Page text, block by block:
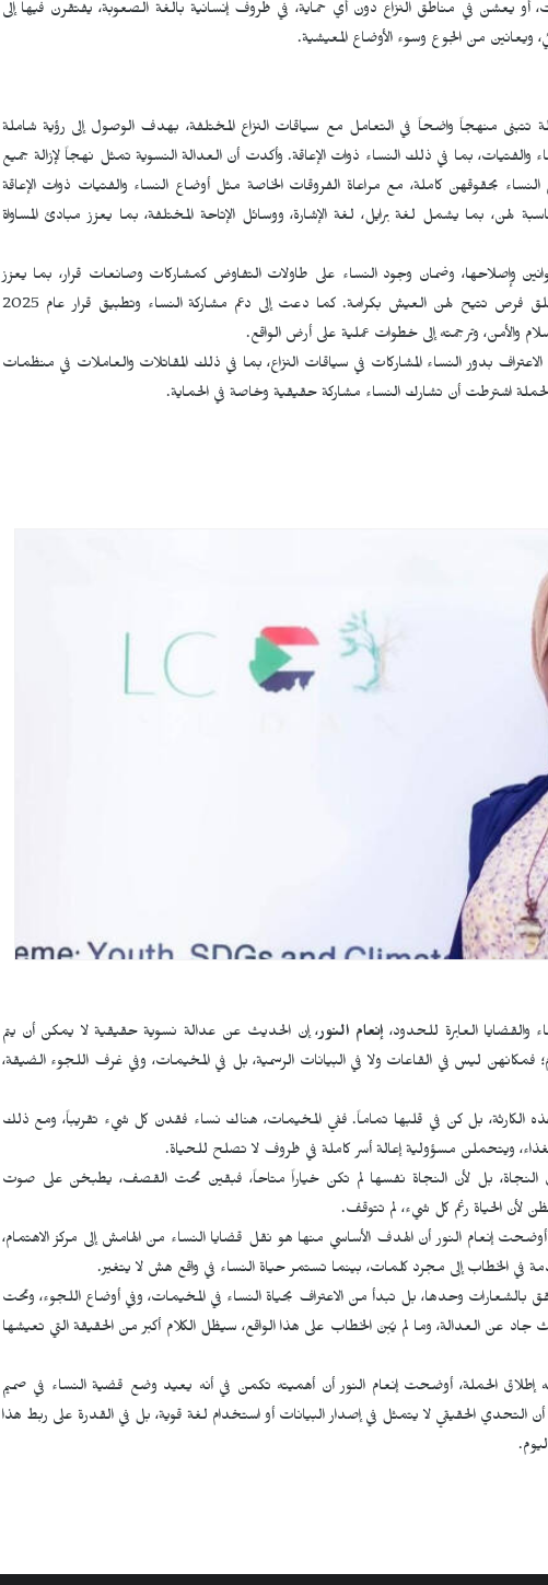
أو يعشن في مناطق النزاع دون أي حماية، في ظروف إنسانية بالغة الصعوبة، يفتقرن فيها إلى
ويعانين من الجوع وسوء الأوضاع المعيشية.
منهجاً واضحاً في التعامل مع سياقات النزاع المختلفة، بهدف الوصول إلى رؤية شاملة
والفتيات، بما في ذلك النساء ذوات الإعاقة. وأكدت أن العدالة النسوية تمثل نهجاً لإزالة جميع
بحقوقهن كاملة، مع مراعاة الفروقات الخاصة مثل أوضاع النساء والفتيات ذوات الإعاقة
لهن، بما يشمل لغة برايل، لغة الإشارة، ووسائل الإتاحة المختلفة، بما يعزز مبادئ المساواة
وإصلاحها، وضمان وجود النساء على طاولات التفاوض كمشاركات وصانعات قرار، بما يعزز
مشاركتهن الفاعلة وتمكينهن اقتصادياً، وخلق فرص تتيح لهن العيش بكرامة. كما دعت إلى دعم مشاركة النساء وتطبيق قرار عام 2025
والأمن، وترجمته إلى خطوات عملية على أرض الواقع.
بدور النساء المشاركات في سياقات النزاع، بما في ذلك المقاتلات والعاملات في منظمات
اشترطت أن تشارك النساء مشاركة حقيقية وخاصة في الحماية.
العابرة للحدود، إنعام النور، إن الحديث عن عدالة نسوية حقيقية لا يمكن أن يتم
فمكانهن ليس في القاعات ولا في البيانات الرسمية، بل في المخيمات، وفي غرف اللجوء الضيقة،
الكارثة، بل كن في قلبها تماماً. ففي المخيمات، هناك نساء فقدن كل شيء تقريباً، ومع ذلك
ويتحملن مسؤولية إعالة أسر كاملة في ظروف لا تصلح للحياة.
النجاة، بل لأن النجاة نفسها لم تكن خياراً متاحاً، فبقين تحت القصف، يطبخن على صوت
لأن الحياة رغم كل شيء، لم تتوقف.
إنعام النور أن الهدف الأساسي منها هو نقل قضايا النساء من الهامش إلى مركز الاهتمام،
في الخطاب إلى مجرد كلمات، بينما تستمر حياة النساء في واقع هش لا يتغير.
بالشعارات وحدها، بل تبدأ من الاعتراف بحياة النساء في المخيمات، وفي أوضاع اللجوء، وتحت
عن العدالة، وما لم يُبنَ الخطاب على هذا الواقع، سيظل الكلام أكبر من الحقيقة التي تعيشها
إطلاق الحملة، أوضحت إنعام النور أن أهميته تكمن في أنه يعيد وضع قضية النساء في صميم
التحدي الحقيقي لا يتمثل في إصدار البيانات أو استخدام لغة قوية، بل في القدرة على ربط هذا